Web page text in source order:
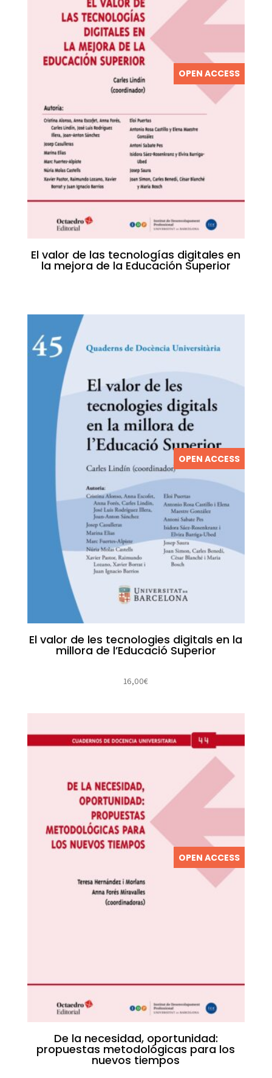
OPEN ACCESS
El valor de las tecnologías digitales en
la mejora de la Educación Superior
OPEN ACCESS
El valor de les tecnologies digitals en la
millora de l’Educació Superior
16,00€
OPEN ACCESS
De la necesidad, oportunidad:
propuestas metodológicas para los
nuevos tiempos